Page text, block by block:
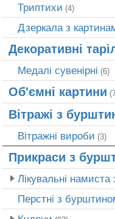
Триптихи (4)
Дзеркала з
Декоративні
Медалі сувенірні (6)
Об'ємні картини
Вітражі з
Вітражні вироби (3)
Прикраси з
Лікувальні
Перстні з